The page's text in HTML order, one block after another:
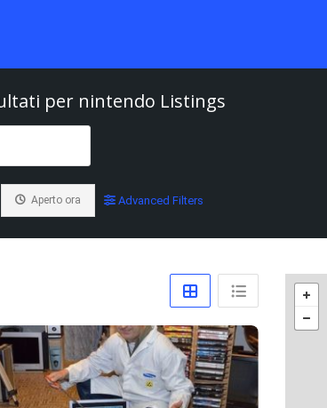
per nintendo Listings
Aperto ora Advanced Filters